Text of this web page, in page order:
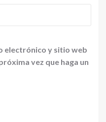
electrónico y sitio web
vez que haga un